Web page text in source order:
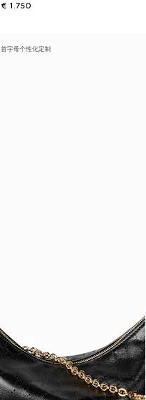
€ 1.750
首字母个性化定制